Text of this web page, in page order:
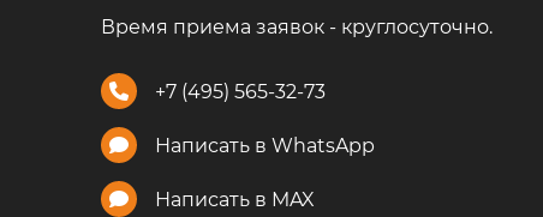
Время приема заявок - круглосуточно.
+7 (495) 565-32-73
Написать в WhatsApp
Написать в MAX